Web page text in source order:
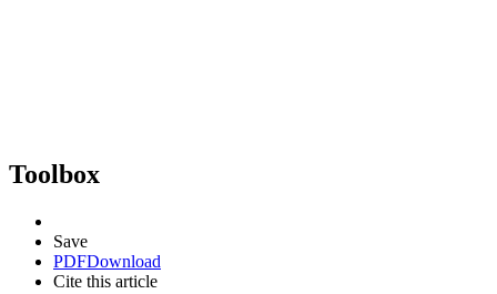
Toolbox
Save
PDFDownload
Cite this article